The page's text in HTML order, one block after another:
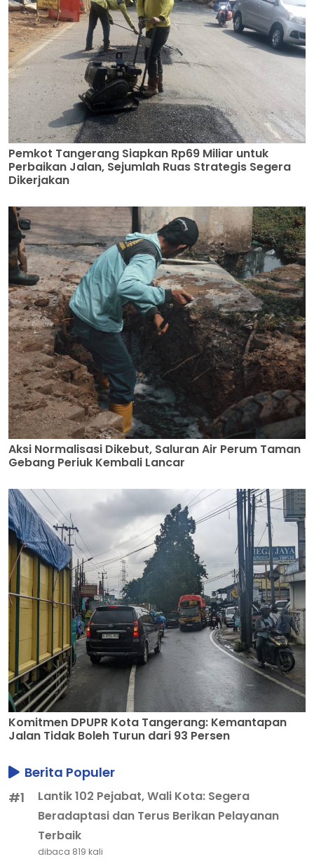
Pemkot Tangerang Siapkan Rp69 Miliar untuk
Perbaikan Jalan, Sejumlah Ruas Strategis Segera
Dikerjakan
Aksi Normalisasi Dikebut, Saluran Air Perum Taman
Gebang Periuk Kembali Lancar
Komitmen DPUPR Kota Tangerang: Kemantapan
Jalan Tidak Boleh Turun dari 93 Persen
Berita Populer
#1
Lantik 102 Pejabat, Wali Kota: Segera
Beradaptasi dan Terus Berikan Pelayanan
Terbaik
dibaca 819 kali